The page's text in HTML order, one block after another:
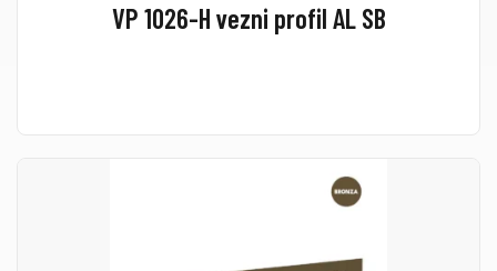
VP 1026-H vezni profil AL SB